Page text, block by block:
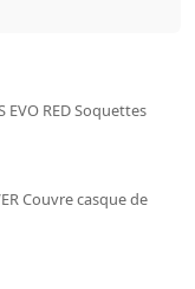
EVO RED Soquettes
Couvre casque de